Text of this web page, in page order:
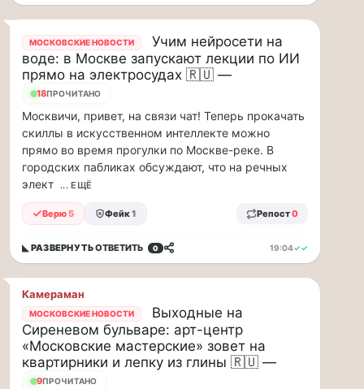
производителю
88
млн
рублей
в…
ВСК
выплатила
производителю
упаковки
88
млн
в
связи
с
повреждением
оборудования
Страховой
Дом
ВСК
выплатил
МОСКОВСКИЕ НОВОСТИ
Учим нейросети на
воде: в Москве запускают лекции по ИИ
прямо на электросудах 🇷🇺 —
18ПРОЧИТАНО
Москвичи, привет, на связи чат! Теперь прокачать
скиллы в искусственном интеллекте можно
прямо во время прогулки по Москве-реке. В
городских пабликах обсуждают, что на речных
элект ... ЕЩЁ
Верю 5 Фейк1 Репост0
◣ РАЗВЕРНУТЬОТВЕТИТЬ 0 19:04✓✓
Камераман
МОСКОВСКИЕ НОВОСТИ
Выходные на
Сиреневом бульваре: арт-центр
«Московские мастерские» зовет на
квартирники и лепку из глины 🇷🇺 —
9ПРОЧИТАНО